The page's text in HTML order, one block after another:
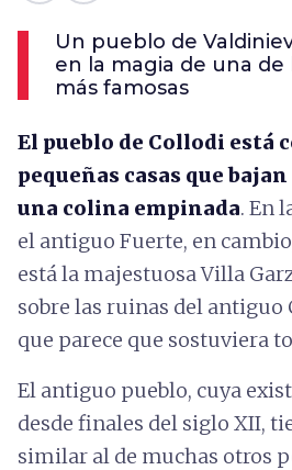
Un pueblo de
en la magia de una de
más famosas
El pueblo de Collodi está
pequeñas casas que
una colina empinada. En
el antiguo Fuerte, en
está la majestuosa Villa
sobre las ruinas del
que parece que sostuviera
El antiguo pueblo, cuya
desde finales del siglo XII,
similar al de muchas otros